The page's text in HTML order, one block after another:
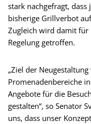
stark nachgefragt,
bisherige Grillverbot
Zugleich wird damit für
Regelung getroffen.
„Ziel der
Promenadenbereiche
Angebote für die
gestalten“, so Senator
uns, dass unser